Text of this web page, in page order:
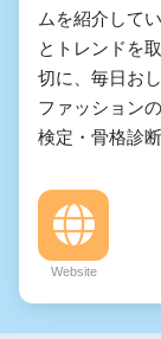
ムを紹介して
とトレンドを
切に、毎日お
ファッション
検定・骨格診
Website